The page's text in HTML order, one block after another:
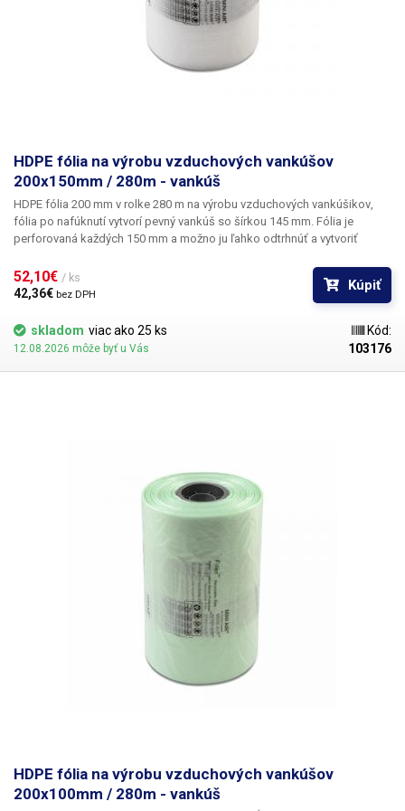
HDPE fólia na výrobu vzduchových vankúšov
200x150mm / 280m - vankúš
HDPE fólia 200 mm v rolke 280 m na výrobu vzduchových vankúšikov,
fólia po nafúknutí vytvorí pevný vankúš so šírkou 145 mm. Fólia je
perforovaná každých 150 mm a možno ju ľahko odtrhnúť a vytvoriť
ľubovoľne dlhý pás vankúša so šírkou 160 mm. Fólia vydrží tlak až 25 kg,
je veľmi pevná a pružná.
Vzduchové vankúše sa vkladajú do voľného
priestoru v krabici okolo zabaleného tovaru, čím sa zabráni pohybu
výrobkov v krabici a vytvorí sa vzduchový vankúš pre vaše výrobky, čím
sa minimalizuje riziko poškodenia prepravovaného tovaru.
Vankúše a
bublinkové fólie rôznych dĺžok a veľkostí sú skvelým obalovým
materiálom pre rôzne krehké výrobky, ako napríklad: sklo a porcelán, PC
Prefabrikované fólie možno zakúpiť v rôznych veľkostiach a
tvaroch vankúšov, vyrábajú sa najmä z materiálov HDPE a LDPE,
nafúknuté vankúše sú schopné vydržať zaťaženie 10 - 100 kg.
52,10€ / ks
42,36€ bez DPH
Kúpiť
skladom viac ako 25 ks
12.08.2026 môže byť u Vás
Kód:
103176
HDPE fólia na výrobu vzduchových vankúšov
200x100mm / 280m - vankúš